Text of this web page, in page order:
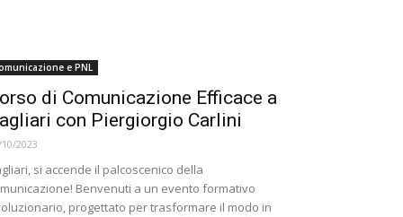
e PNL
di Comunicazione Efficace a
con Piergiorgio Carlini
2023
si accende il palcoscenico della
Benvenuti a un evento formativo
progettato per trasformare il modo in